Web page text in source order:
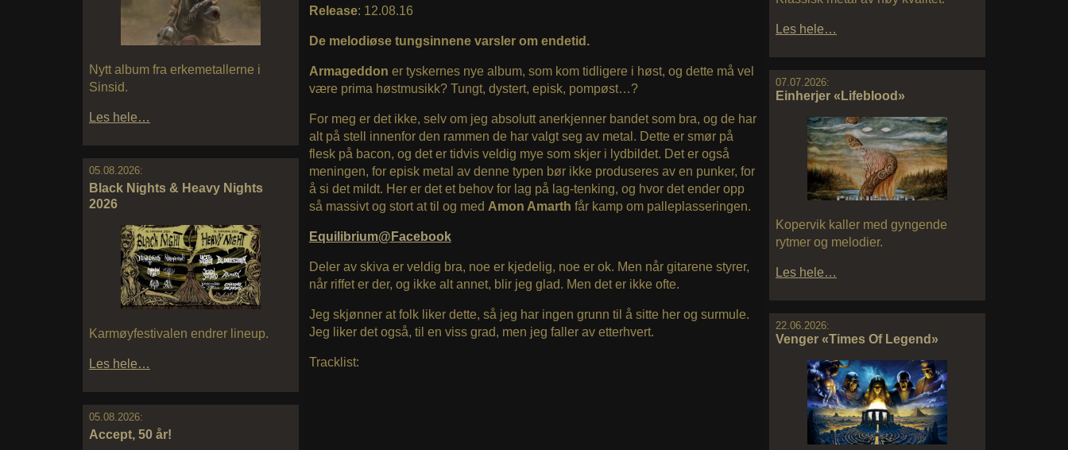
Nytt album fra erkemetallerne i
Sinsid.
Les hele…
05.08.2026:
Black Nights & Heavy Nights
2026
Karmøyfestivalen endrer lineup.
Les hele…
05.08.2026:
Accept, 50 år!
Les hele…
07.07.2026:
Einherjer «Lifeblood»
Kopervik kaller med gyngende
rytmer og melodier.
Les hele…
22.06.2026:
Venger «Times Of Legend»
Release: 12.08.16
De melodiøse tungsinnene varsler om endetid.
Armageddon er tyskernes nye album, som kom tidligere i høst, og dette må vel
være prima høstmusikk? Tungt, dystert, episk, pompøst…?
For meg er det ikke, selv om jeg absolutt anerkjenner bandet som bra, og de har
alt på stell innenfor den rammen de har valgt seg av metal. Dette er smør på
flesk på bacon, og det er tidvis veldig mye som skjer i lydbildet. Det er også
meningen, for episk metal av denne typen bør ikke produseres av en punker, for
å si det mildt. Her er det et behov for lag på lag-tenking, og hvor det ender opp
så massivt og stort at til og med Amon Amarth får kamp om palleplasseringen.
Equilibrium@Facebook
Deler av skiva er veldig bra, noe er kjedelig, noe er ok. Men når gitarene styrer,
når riffet er der, og ikke alt annet, blir jeg glad. Men det er ikke ofte.
Jeg skjønner at folk liker dette, så jeg har ingen grunn til å sitte her og surmule.
Jeg liker det også, til en viss grad, men jeg faller av etterhvert.
Tracklist: